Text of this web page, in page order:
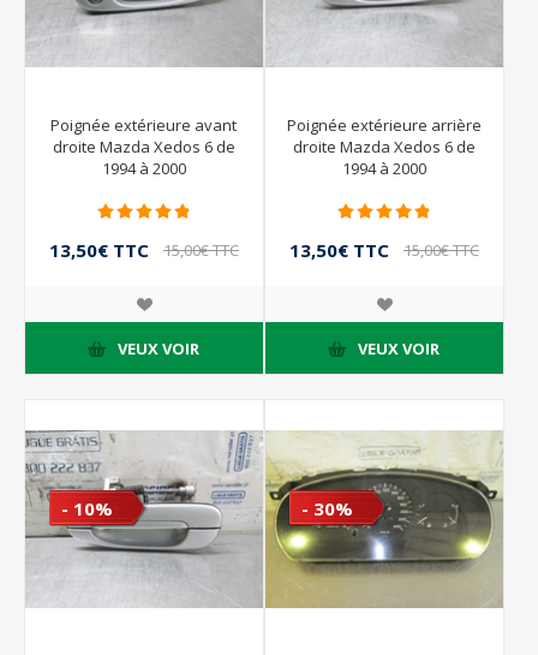
Poignée extérieure avant
droite Mazda Xedos 6 de
1994 à 2000
13,50€ TTC 15,00€ TTC
VEUX VOIR
Poignée extérieure arrière
droite Mazda Xedos 6 de
1994 à 2000
13,50€ TTC 15,00€ TTC
VEUX VOIR
- 10% - 30%